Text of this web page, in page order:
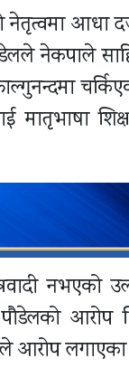
नेतृत्वमा आधा
नेकपाले
नभएको
पौडेलको आरोप
आरोप